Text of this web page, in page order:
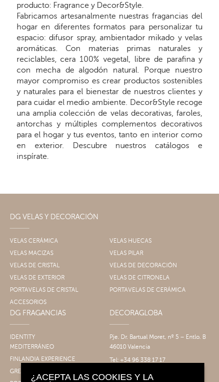
producto: Fragrance y Decor&Style.
Fabricamos artesanalmente nuestras fragancias del
hogar en diferentes formatos para personalizar tu
espacio: difusor spray, ambientador mikado y velas
aromáticas. Con materias primas naturales y
reciclables, cera 100% vegetal, libre de parafina y
con mecha de algodón natural. Porque nuestro
mayor compromiso es crear productos sostenibles
y naturales para el bienestar de nuestros clientes y
para cuidar el medio ambiente. Decor&Style recoge
una amplia colección de velas decorativas, faroles,
antorchas y múltiples complementos decorativos
para el hogar y tus eventos, tanto en interior como
en exterior. Descubre nuestros catálogos e
inspírate.
DG VELAS Y DECORACIÓN
VELAS CERÁMICA
VELAS HUECAS
VELAS MACIZAS
VELAS PILAR
VELAS DE CRISTAL
VELAS DE DECORACIÓN
VELAS DE EXTERIOR
VELAS DE CITRONELA
PORTAVELAS DE CRISTAL
PORTAVELAS DE CERÁMICA
ACCESORIOS
DG FRAGANCIAS
IDENTITY
MEDITERRÁNEO
FINLANDIA EXPERIENCE
GRECIA EXPERIENCE
DECORAGLOBA
Pje. Dr. Bartual Moret, nº 5 – Entlo. B
46010 Valencia
Tel: +34 96 338 17 17
¿ACEPTA LAS COOKIES Y LA